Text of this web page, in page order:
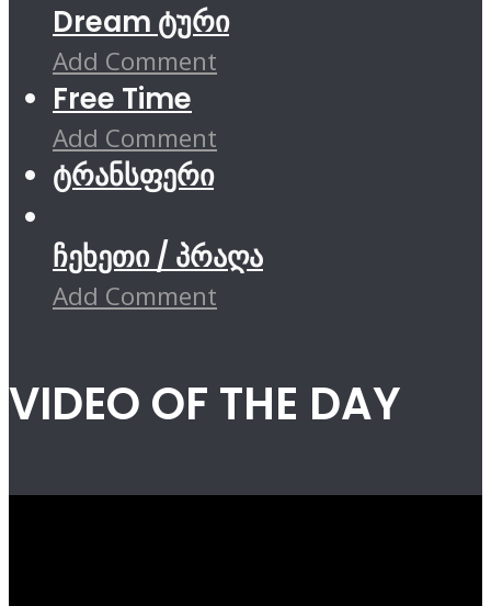
Dream ტური
Add Comment
Free Time
Add Comment
ტრანსფერი
ჩეხეთი / პრაღა
Add Comment
VIDEO OF THE DAY